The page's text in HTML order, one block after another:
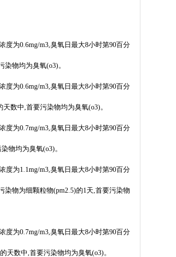
度为0.6mg/m3,臭氧日最大8小时第90百分
物均为臭氧(o3)。
度为0.6mg/m3,臭氧日最大8小时第90百分
数中,首要污染物均为臭氧(o3)。
度为0.7mg/m3,臭氧日最大8小时第90百分
物均为臭氧(o3)。
度为1.1mg/m3,臭氧日最大8小时第90百分
染物为细颗粒物(pm2.5)的1天,首要污染物
度为0.7mg/m3,臭氧日最大8小时第90百分
天数中,首要污染物均为臭氧(o3)。